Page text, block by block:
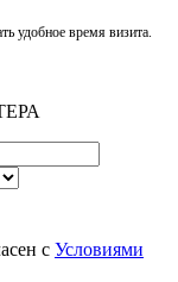
удобное время визита.
с Условиями